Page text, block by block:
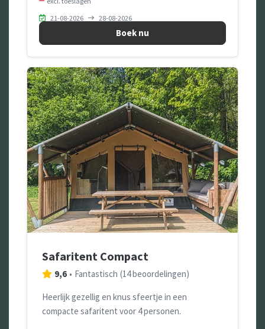
21-08-2026
28-08-2026
Boek nu
Safaritent Compact
9,6 • Fantastisch (14 beoordelingen)
Heerlijk gezellig en knus sfeertje in een
compacte safaritent voor 4 personen.